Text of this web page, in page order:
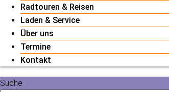
Radtouren & Reisen
Laden & Service
Über uns
Termine
Kontakt
Suche